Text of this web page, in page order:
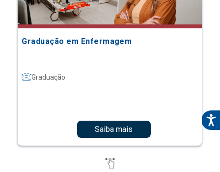
Graduação em Enfermagem
Graduação
Saiba mais